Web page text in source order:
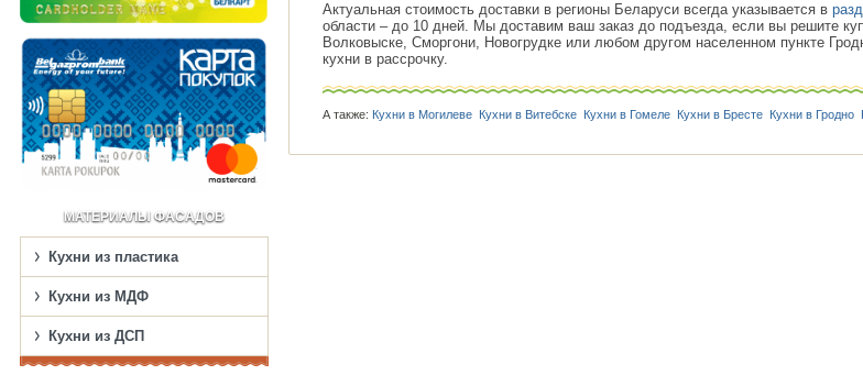
Актуальная стоимость доставки в регионы Беларуси всегда указывается в
области – до 10 дней. Мы доставим ваш заказ до подъезда, если вы решите
Волковыске, Сморгони, Новогрудке или любом другом населенном пункте
кухни в рассрочку.
А также: Кухни в Могилеве Кухни в Витебске Кухни в Гомеле Кухни в Бресте Кухни в Гродно
МАТЕРИАЛЫ ФАСАДОВ
Кухни из пластика
Кухни из МДФ
Кухни из ДСП